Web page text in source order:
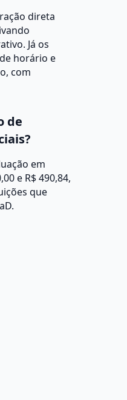
direta
Já os
horário e
com
de
em
e R$ 490,84,
que